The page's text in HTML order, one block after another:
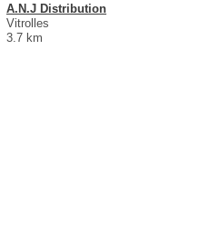
A.N.J Distribution
Vitrolles
3.7 km